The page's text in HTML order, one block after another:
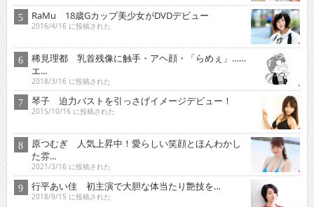
RaMu 18歳Gカップ美少女がDVDデビュー
2016/4/16 に投稿された
稀見理都 乳首残像に触手・アヘ顔・「らめぇ」……
エ...
2018/3/16 に投稿された
琴子 迫力バストを引っさげイメージデビュー！
2015/10/16 に投稿された
原つむぎ 人気上昇中！愛らしい笑顔とほんわかし
た雰...
2021/3/16 に投稿された
行平あい佳 初主演で大胆な体当たり艶技を…
2018/9/15 に投稿された